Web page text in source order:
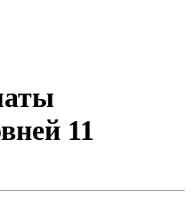
11